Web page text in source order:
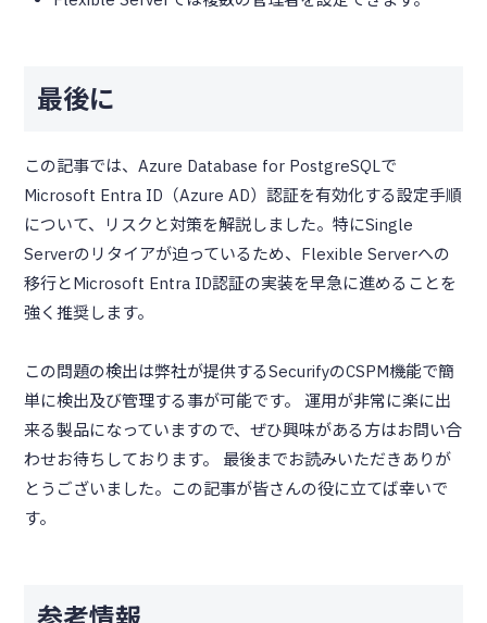
最後に
この記事では、Azure Database for PostgreSQLで
Microsoft Entra ID（Azure AD）認証を有効化する設定手順
について、リスクと対策を解説しました。特にSingle
Serverのリタイアが迫っているため、Flexible Serverへの
移行とMicrosoft Entra ID認証の実装を早急に進めることを
強く推奨します。
この問題の検出は弊社が提供するSecurifyのCSPM機能で簡
単に検出及び管理する事が可能です。 運用が非常に楽に出
来る製品になっていますので、ぜひ興味がある方はお問い合
わせお待ちしております。 最後までお読みいただきありが
とうございました。この記事が皆さんの役に立てば幸いで
す。